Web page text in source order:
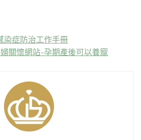
染症防治工作手冊
關懷網站-孕期產後可以養寵